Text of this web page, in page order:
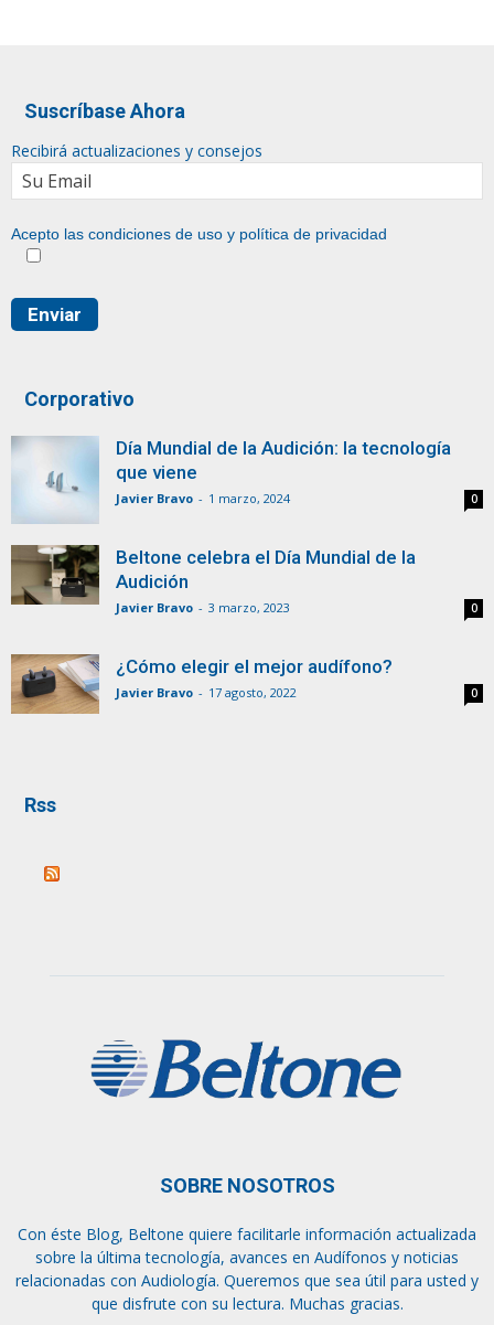
Suscríbase Ahora
Recibirá actualizaciones y consejos
Acepto las condiciones de uso y política de privacidad
Corporativo
Día Mundial de la Audición: la tecnología
que viene
Javier Bravo - 1 marzo, 2024 0
Beltone celebra el Día Mundial de la
Audición
Javier Bravo - 3 marzo, 2023 0
¿Cómo elegir el mejor audífono?
Javier Bravo - 17 agosto, 2022 0
Rss
SOBRE NOSOTROS
Con éste Blog, Beltone quiere facilitarle información actualizada
sobre la última tecnología, avances en Audífonos y noticias
relacionadas con Audiología. Queremos que sea útil para usted y
que disfrute con su lectura. Muchas gracias.